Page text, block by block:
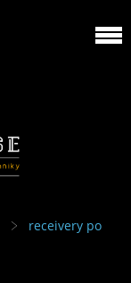
receivery po